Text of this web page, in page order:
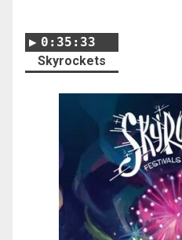
0:35:33
Skyrockets